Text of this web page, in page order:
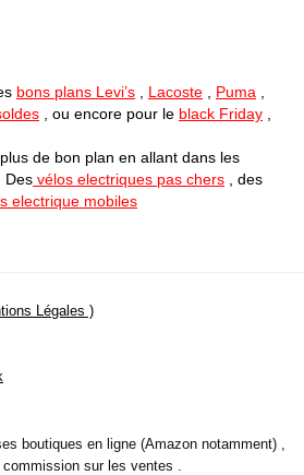
bons plans Levi’s Lacoste Puma
, ou encore pour le black Friday
de bon plan en allant dans les
Des vélos electriques pas chers , des
electrique mobiles
Légales )
boutiques en ligne (Amazon notamment) ,
sur les ventes .